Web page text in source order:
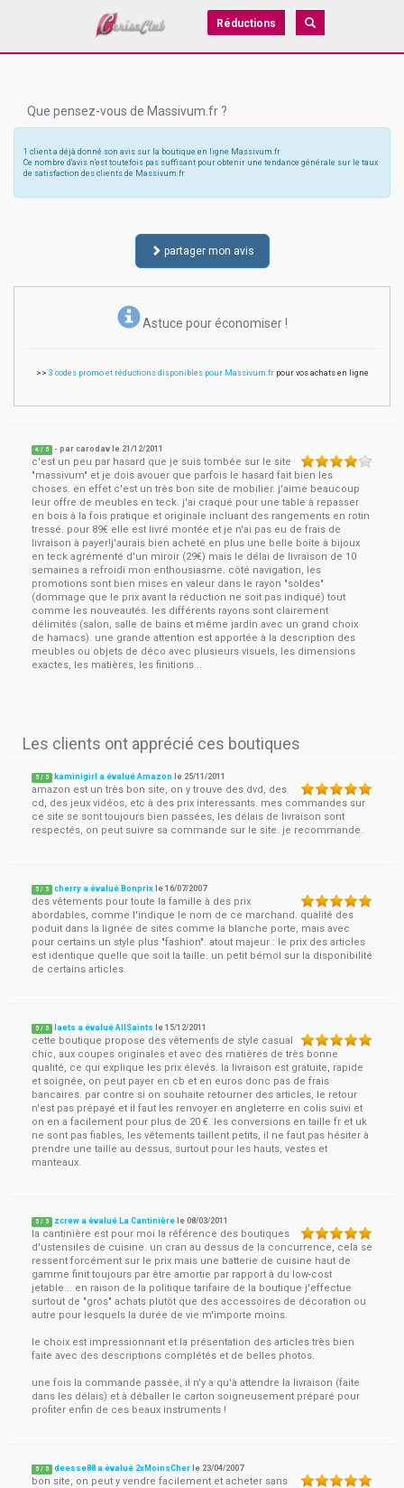
Réductions
Que pensez-vous de Massivum.fr ?
1 client a déjà donné son avis sur la boutique en ligne Massivum.fr
Ce nombre d'avis n'est toutefois pas suffisant pour obtenir une tendance générale sur le taux
de satisfaction des clients de Massivum.fr
partager mon avis
Astuce pour économiser !
>> 3 codes promo et réductions disponibles pour Massivum.frpour vos achats en ligne
4 / 5 - parcarodav le 21/12/2011
c'est un peu par hasard que je suis tombée sur le site
"massivum" et je dois avouer que parfois le hasard fait bien les
choses. en effet c'est un très bon site de mobilier. j'aime beaucoup
leur offre de meubles en teck. j'ai craqué pour une table à repasser
en bois à la fois pratique et originale incluant des rangements en rotin
tressé. pour 89€ elle est livré montée et je n'ai pas eu de frais de
livraison à payer!j'aurais bien acheté en plus une belle boîte à bijoux
en teck agrémenté d'un miroir (29€) mais le délai de livraison de 10
semaines a refroidi mon enthousiasme. côté navigation, les
promotions sont bien mises en valeur dans le rayon "soldes"
(dommage que le prix avant la réduction ne soit pas indiqué) tout
comme les nouveautés. les différents rayons sont clairement
délimités (salon, salle de bains et même jardin avec un grand choix
de hamacs). une grande attention est apportée à la description des
meubles ou objets de déco avec plusieurs visuels, les dimensions
exactes, les matières, les finitions...
Les clients ont apprécié ces boutiques
5 / 5 kaminigirl a évalué Amazon le 25/11/2011
amazon est un très bon site, on y trouve des dvd, des
cd, des jeux vidéos, etc à des prix interessants. mes commandes sur
ce site se sont toujours bien passées, les délais de livraison sont
respectés, on peut suivre sa commande sur le site. je recommande.
5 / 5 cherry a évalué Bonprix le16/07/2007
des vêtements pour toute la famille à des prix
abordables, comme l'indique le nom de ce marchand. qualité des
poduit dans la lignée de sites comme la blanche porte, mais avec
pour certains un style plus "fashion". atout majeur : le prix des articles
est identique quelle que soit la taille. un petit bémol sur la disponibilité
de certains articles.
5 / 5 laets a évalué AllSaints le15/12/2011
cette boutique propose des vêtements de style casual
chic, aux coupes originales et avec des matières de très bonne
qualité, ce qui explique les prix élevés. la livraison est gratuite, rapide
et soignée, on peut payer en cb et en euros donc pas de frais
bancaires. par contre si on souhaite retourner des articles, le retour
n'est pas prépayé et il faut les renvoyer en angleterre en colis suivi et
on en a facilement pour plus de 20 €. les conversions en taille fr et uk
ne sont pas fiables, les vêtements taillent petits, il ne faut pas hésiter à
prendre une taille au dessus, surtout pour les hauts, vestes et
manteaux.
5 / 5 zcrew a évalué La Cantinière le08/03/2011
la cantinière est pour moi la référence des boutiques
d'ustensiles de cuisine. un cran au dessus de la concurrence, cela se
ressent forcément sur le prix mais une batterie de cuisine haut de
gamme finit toujours par être amortie par rapport à du low-cost
jetable... en raison de la politique tarifaire de la boutique j'effectue
surtout de "gros" achats plutôt que des accessoires de décoration ou
autre pour lesquels la durée de vie m'importe moins.
le choix est impressionnant et la présentation des articles très bien
faite avec des descriptions complétés et de belles photos.
une fois la commande passée, il n'y a qu'à attendre la livraison (faite
dans les délais) et à déballer le carton soigneusement préparé pour
profiter enfin de ces beaux instruments !
5 / 5 deesse88 a évalué 2xMoinsCher le 23/04/2007
bon site, on peut y vendre facilement et acheter sans